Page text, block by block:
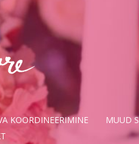
KOORDINEERIMINE MUUD